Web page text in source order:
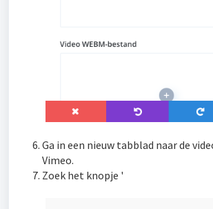
Ga in een nieuw tabblad naar de
Vimeo.
Zoek het knopje '